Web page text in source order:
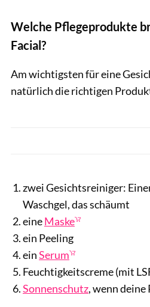
Welche Pflegeprodukte
Facial?
Am wichtigsten für eine
natürlich die richtigen
zwei Gesichtsreiniger:
Waschgel, das schäumt
eineMaske
ein Peeling
einSerum
Feuchtigkeitscreme (mit
Sonnenschutz, wenn